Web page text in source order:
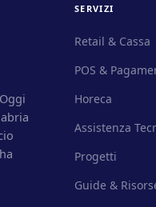
SERVIZI
Retail & Cassa
POS &
Horeca
Assistenza
Progetti
Guide &